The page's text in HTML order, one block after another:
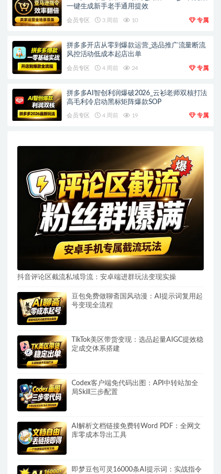
一键生成新手老手通用提效
会员专区 3 周前 10 专属
拼多多开店从零到爆款运营_选品推广流量断流
风控活动低成本起店出单
会员专区 4 周前 24 专属
拼多多AI智创利润爆破2026_云衫老师双核打法
高毛利冷启动黑标矩阵爆款SOP
会员专区 4 周前 19 专属
抖音评论区截流私域导流：安卓端进群玩法变现实操
豆包免费做聊斋国风动漫：AI提示词复用起
号变现全流程
TikTok美区带货变现：选品起量AIGC提效稳
定成交体系搭建
Codex客户端免代码出图：API中转站加全
局Skill三步配置
AI解析文档链接免费转Word PDF：全网文
库零成本导出工具
即梦豆包可灵16000条AI提示词：实战指令